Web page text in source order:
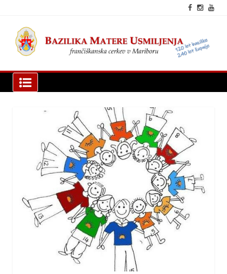
content
Bazilika Matere Usmiljenja